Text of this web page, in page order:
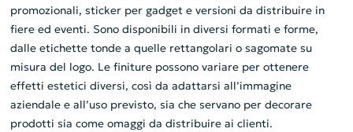
promozionali, sticker per gadget e versioni da distribuire in
fiere ed eventi. Sono disponibili in diversi formati e forme,
dalle etichette tonde a quelle rettangolari o sagomate su
misura del logo. Le finiture possono variare per ottenere
effetti estetici diversi, così da adattarsi all’immagine
aziendale e all’uso previsto, sia che servano per decorare
prodotti sia come omaggi da distribuire ai clienti.